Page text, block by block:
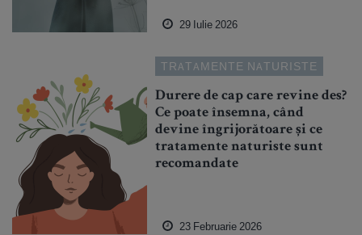
29 Iulie 2026
TRATAMENTE NATURISTE
Durere de cap care revine des?
Ce poate însemna, când
devine îngrijorătoare și ce
tratamente naturiste sunt
recomandate
23 Februarie 2026